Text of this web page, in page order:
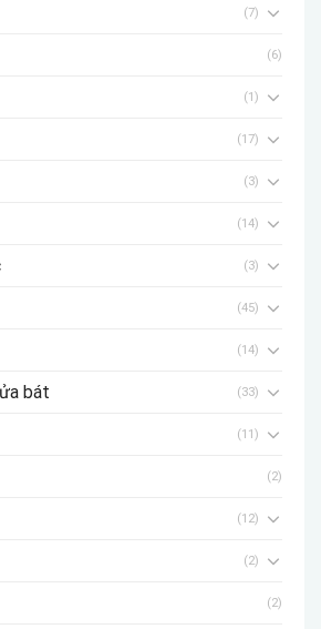
(7)
(6)
(1)
(17)
(3)
(14)
(3)
(45)
(14)
bát (33)
(11)
(2)
(12)
(2)
(2)